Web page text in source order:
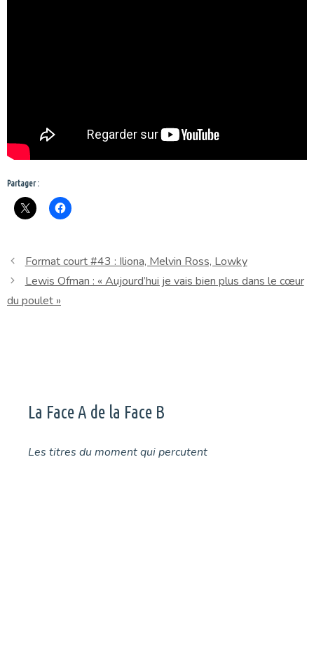
Partager :
Format court #43 : Iliona, Melvin Ross, Lowky
Lewis Ofman : « Aujourd’hui je vais bien plus dans le cœur
du poulet »
La Face A de la Face B
Les titres du moment qui percutent